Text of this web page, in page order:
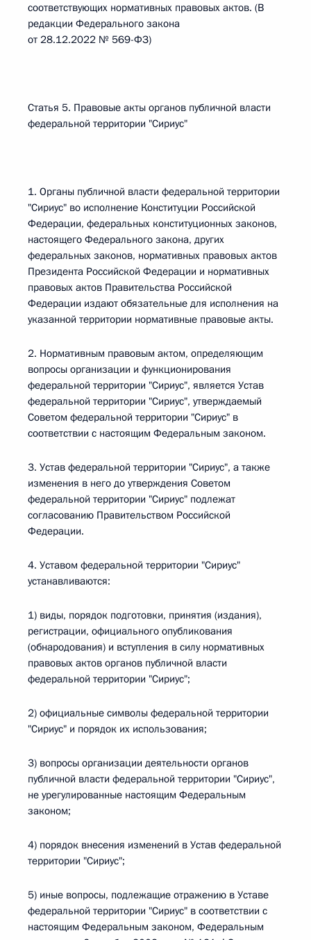
соответствующих нормативных правовых актов. (В
редакции Федерального закона
от 28.12.2022 № 569-ФЗ)
Статья 5. Правовые акты органов публичной власти
федеральной территории "Сириус"
1. Органы публичной власти федеральной территории
"Сириус" во исполнение Конституции Российской
Федерации, федеральных конституционных законов,
настоящего Федерального закона, других
федеральных законов, нормативных правовых актов
Президента Российской Федерации и нормативных
правовых актов Правительства Российской
Федерации издают обязательные для исполнения на
указанной территории нормативные правовые акты.
2. Нормативным правовым актом, определяющим
вопросы организации и функционирования
федеральной территории "Сириус", является Устав
федеральной территории "Сириус", утверждаемый
Советом федеральной территории "Сириус" в
соответствии с настоящим Федеральным законом.
3. Устав федеральной территории "Сириус", а также
изменения в него до утверждения Советом
федеральной территории "Сириус" подлежат
согласованию Правительством Российской
Федерации.
4. Уставом федеральной территории "Сириус"
устанавливаются:
1) виды, порядок подготовки, принятия (издания),
регистрации, официального опубликования
(обнародования) и вступления в силу нормативных
правовых актов органов публичной власти
федеральной территории "Сириус";
2) официальные символы федеральной территории
"Сириус" и порядок их использования;
3) вопросы организации деятельности органов
публичной власти федеральной территории "Сириус",
не урегулированные настоящим Федеральным
законом;
4) порядок внесения изменений в Устав федеральной
территории "Сириус";
5) иные вопросы, подлежащие отражению в Уставе
федеральной территории "Сириус" в соответствии с
настоящим Федеральным законом, Федеральным